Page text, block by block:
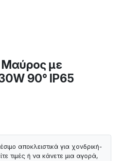
με
90° IP65
αποκλειστικά για χονδρική-
τιμές ή να κάνετε μια αγορά,